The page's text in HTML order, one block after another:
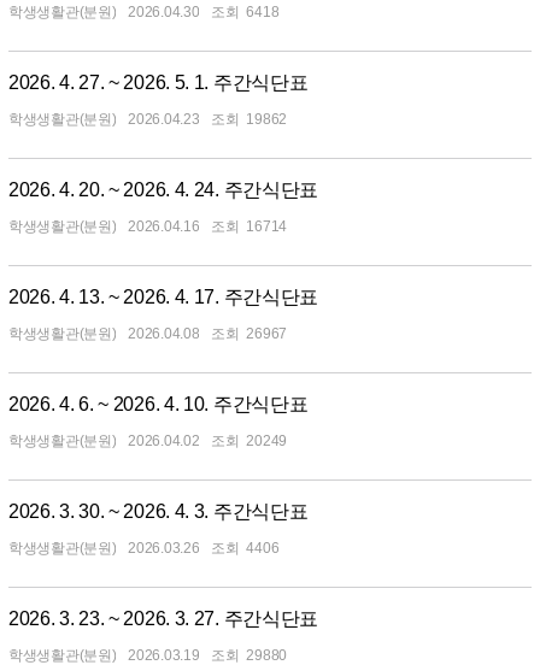
학생생활관(분원) 2026.04.30 6418
2026. 4. 27. ~ 2026. 5. 1. 주간식단표
학생생활관(분원) 2026.04.23 19862
2026. 4. 20. ~ 2026. 4. 24. 주간식단표
학생생활관(분원) 2026.04.16 16714
2026. 4. 13. ~ 2026. 4. 17. 주간식단표
학생생활관(분원) 2026.04.08 26967
2026. 4. 6. ~ 2026. 4. 10. 주간식단표
학생생활관(분원) 2026.04.02 20249
2026. 3. 30. ~ 2026. 4. 3. 주간식단표
학생생활관(분원) 2026.03.26 4406
2026. 3. 23. ~ 2026. 3. 27. 주간식단표
학생생활관(분원) 2026.03.19 29880